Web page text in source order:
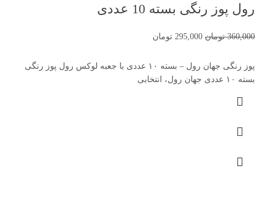
رول پوز رنگی بسته 10 عددی
360,000 تومان 295,000 تومان
پوز رنگی جهان رول – بسته ۱۰ عددی با جعبه لوکس رول پوز رنگی
بسته ۱۰ عددی جهان رول، انتخابی